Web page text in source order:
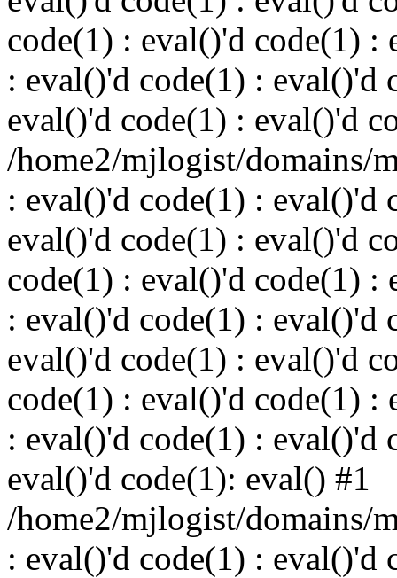
code(1) : eval()'d code(1) :
: eval()'d code(1) : eval()'d
eval()'d code(1) : eval()'d
/home2/mjlogist/domains/
: eval()'d code(1) : eval()'d
eval()'d code(1) : eval()'d
code(1) : eval()'d code(1) :
: eval()'d code(1) : eval()'d
eval()'d code(1) : eval()'d
code(1) : eval()'d code(1) :
: eval()'d code(1) : eval()'d
eval()'d code(1): eval() #1
/home2/mjlogist/domains/
: eval()'d code(1) : eval()'d